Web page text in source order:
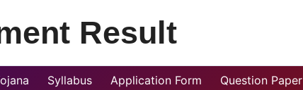
Result
Syllabus Application Form Question Paper